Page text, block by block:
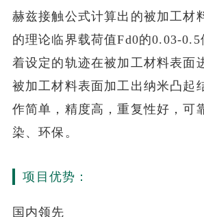
赫兹接触公式计算出的被加工材
的理论临界载荷值Fd0的0.03-
着设定的轨迹在被加工材料表面
被加工材料表面加工出纳米凸起
作简单，精度高，重复性好，可
染、环保。
项目优势：
国内领先